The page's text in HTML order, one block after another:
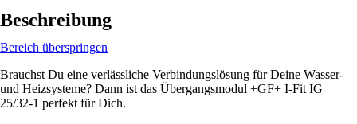
Beschreibung
Bereich überspringen
Brauchst Du eine verlässliche Verbindungslösung für Deine Wasser-
und Heizsysteme? Dann ist das Übergangsmodul +GF+ I-Fit IG
25/32-1 perfekt für Dich.